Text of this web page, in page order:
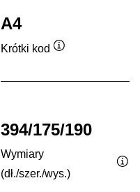
A4
Krótki kod
394/175/190
Wymiary
(dł./szer./wys.)